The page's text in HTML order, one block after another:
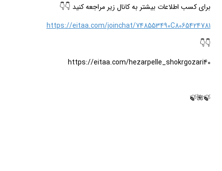
برای کسب اطلاعات بیشتر به کانال زیر مراجعه کنید 👇👇
https://eitaa.com/joinchat/748553490C8065424781
👇👇
https://eitaa.com/hezarpelle_shokrgozari40
🍃🌺🍃